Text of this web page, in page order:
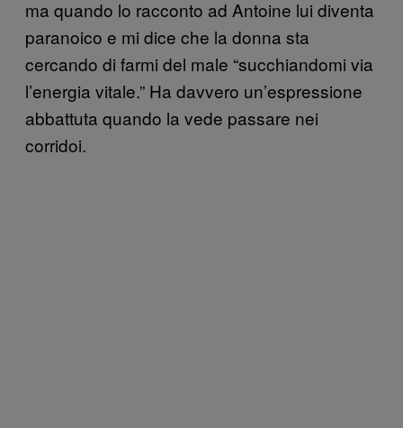
ma quando lo racconto ad Antoine lui diventa
paranoico e mi dice che la donna sta
cercando di farmi del male “succhiandomi via
l’energia vitale.” Ha davvero un’espressione
abbattuta quando la vede passare nei
corridoi.